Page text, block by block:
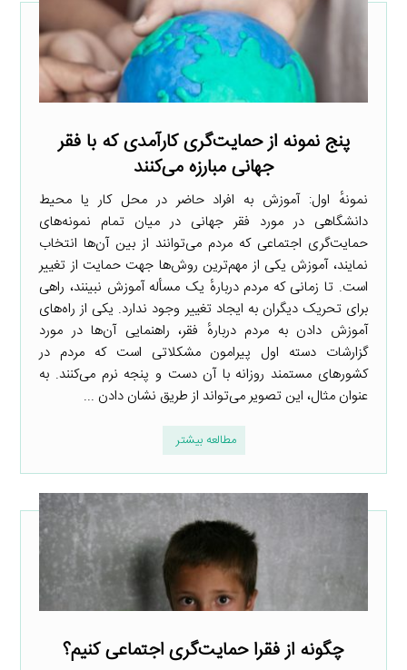
پنج نمونه از حمایت‌گری کارآمدی که با فقر
جهانی مبارزه می‌کنند
نمونهٔ اول: آموزش به افراد حاضر در محل کار یا محیط
دانشگاهی در مورد فقر جهانی در میان تمام نمونه‌های
حمایت‌گری اجتماعی که مردم می‌توانند از بین آن‌ها انتخاب
نمایند، آموزش یکی از مهم‌ترین روش‌ها جهت حمایت از تغییر
است. تا زمانی که مردم دربارهٔ یک مسأله آموزش نبینند، راهی
برای تحریک دیگران به ایجاد تغییر وجود ندارد. یکی از راه‌های
آموزش دادن به مردم دربارهٔ فقر، راهنمایی آن‌ها در مورد
گزارشات دسته اول پیرامون مشکلاتی است که مردم در
کشورهای مستمند روزانه با آن دست و پنجه نرم می‌کنند. به
عنوان مثال، این تصویر می‌تواند از طریق نشان دادن ...
مطالعه بیشتر
چگونه از فقرا حمایت‌گری اجتماعی کنیم؟